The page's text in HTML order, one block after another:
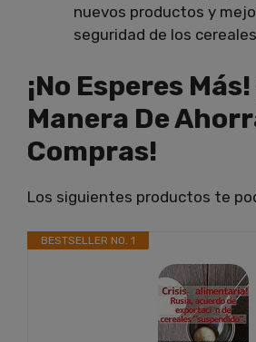
nuevos productos y
seguridad de los
¡No Esperes
Manera De
Compras!
Los siguientes productos te
BESTSELLER NO. 1